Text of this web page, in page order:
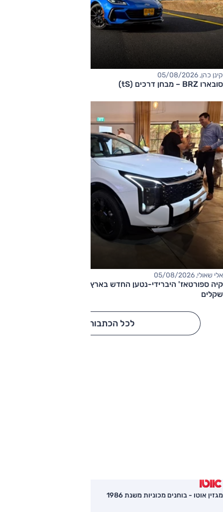
קינן כהן, 05/08/2026
סובארו BRZ – מבחן דרכים (tS)
אלי שאולי, 05/08/2026
שקלים
לכל הכתבות
מגזין אוטו - בוחנים מכוניות משנת 1986